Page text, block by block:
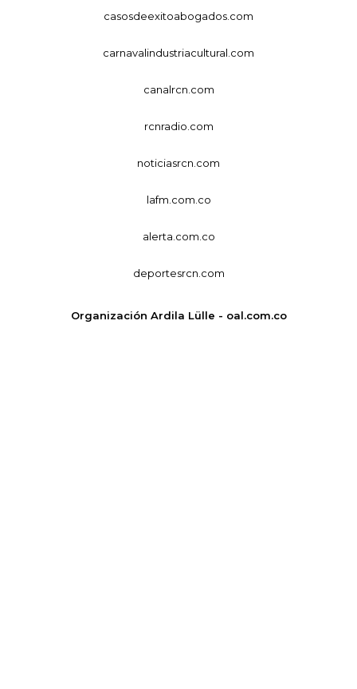
casosdeexitoabogados.com
carnavalindustriacultural.com
canalrcn.com
rcnradio.com
noticiasrcn.com
lafm.com.co
alerta.com.co
deportesrcn.com
Organización Ardila Lülle - oal.com.co